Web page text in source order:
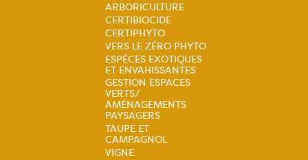
Navigation
principale
ARBORICULTURE
CERTIBIOCIDE
CERTIPHYTO
VERS LE ZÉRO PHYTO
ESPÈCES EXOTIQUES
ET ENVAHISSANTES
GESTION ESPACES
VERTS/
AMÉNAGEMENTS
PAYSAGERS
TAUPE ET
CAMPAGNOL
VIGNE